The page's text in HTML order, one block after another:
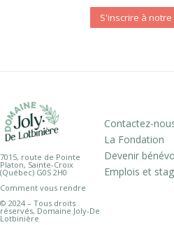
S'inscrire à
7015, route de Pointe
Platon, Sainte-Croix
(Québec) G0S 2H0
Comment vous rendre
© 2024 – Tous droits
réservés, Domaine Joly-De
Lotbinière
Contactez-
La Fondation
Devenir
Emplois et